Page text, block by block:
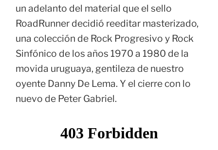
un adelanto del material que el sello
RoadRunner decidió reeditar masterizado,
una colección de Rock Progresivo y Rock
Sinfónico de los años 1970 a 1980 de la
movida uruguaya, gentileza de nuestro
oyente Danny De Lema. Y el cierre con lo
nuevo de Peter Gabriel.